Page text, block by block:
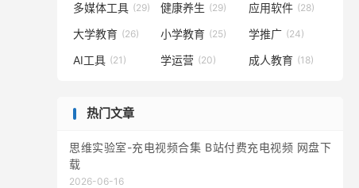
多媒体工具 (29) 健康养生 (29) 应用软件 (28)
大学教育 (26) 小学教育 (25) 学推广 (24)
AI工具 (21) 学运营 (20) 成人教育 (18)
热门文章
思维实验室-充电视频合集 B站付费充电视频 网盘下
载
2026-06-16